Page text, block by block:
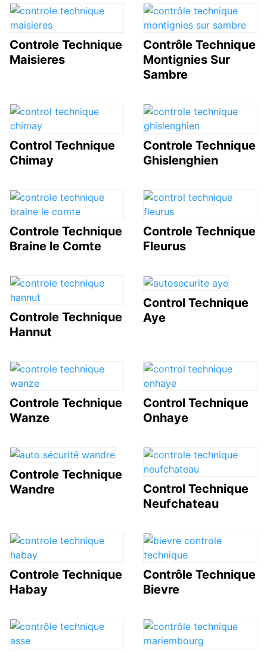
Controle Technique
Maisieres
Contrôle Technique
Montignies Sur
Sambre
Control Technique
Chimay
Controle Technique
Ghislenghien
Controle Technique
Braine le Comte
Controle Technique
Fleurus
Controle Technique
Hannut
Control Technique
Aye
Controle Technique
Wanze
Control Technique
Onhaye
Controle Technique
Wandre
Control Technique
Neufchateau
Controle Technique
Habay
Contrôle Technique
Bievre